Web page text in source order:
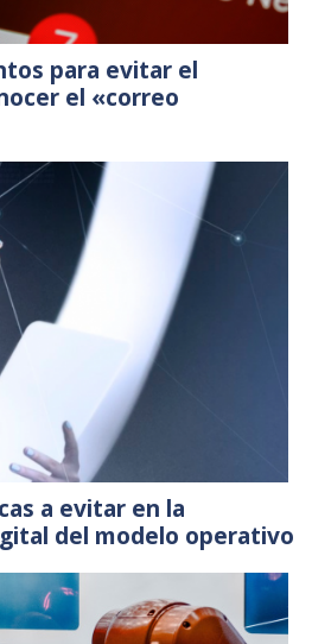
para evitar el
el «correo
a evitar en la
del modelo operativo